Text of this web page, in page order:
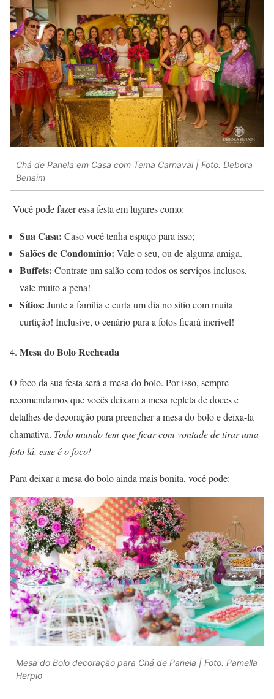
Chá de Panela em Casa com Tema Carnaval | Foto: Debora
Benaim
Você pode fazer essa festa em lugares como:
Sua Casa: Caso você tenha espaço para isso;
Salões de Condomínio: Vale o seu, ou de alguma amiga.
Buffets: Contrate um salão com todos os serviços inclusos,
vale muito a pena!
Sítios: Junte a família e curta um dia no sítio com muita
curtição! Inclusive, o cenário para a fotos ficará incrível!
Mesa do Bolo Recheada
O foco da sua festa será a mesa do bolo. Por isso, sempre
recomendamos que vocês deixam a mesa repleta de doces e
detalhes de decoração para preencher a mesa do bolo e deixa-la
chamativa. Todo mundo tem que ficar com vontade de tirar uma
foto lá, esse é o foco!
Para deixar a mesa do bolo ainda mais bonita, você pode:
Mesa do Bolo decoração para Chá de Panela | Foto: Pamella
Herpio